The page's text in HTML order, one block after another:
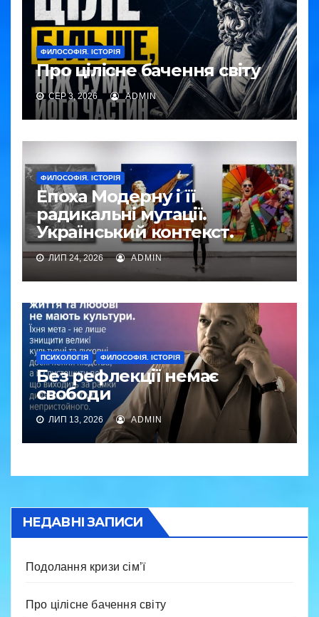
ФИЛОСОФІЯ. ІСТОРІЯ
Про цілісне бачення світу
СЕР 3, 2026 ADMIN
ФИЛОСОФІЯ. ІСТОРІЯ
Епоха Модерну і її
радикальні мутації.
Український контекст.
ЛИП 24, 2026 ADMIN
ПСИХОЛОГІЯ ФИЛОСОФІЯ. ІСТОРІЯ
Без рефлекції немає
свободи
ЛИП 13, 2026 ADMIN
НЕДАВНІ ЗАПИСИ
Подолання кризи сім’ї
Про цілісне бачення світу